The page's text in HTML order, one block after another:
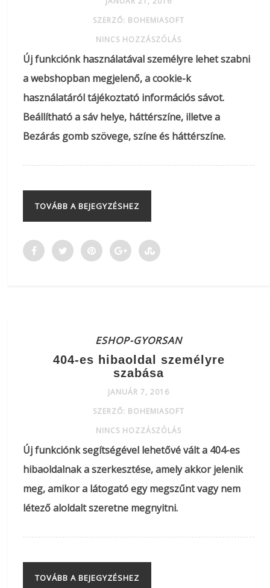
SZERZŐ: BOHEMIASOFT
NINCS HOZZÁSZÓLÁS
Új funkciónk használatával személyre lehet szabni
a webshopban megjelenő, a cookie-k
használatáról tájékoztató információs sávot.
Beállítható a sáv helye, háttérszíne, illetve a
Bezárás gomb szövege, színe és háttérszíne.
TOVÁBB A BEJEGYZÉSHEZ
ESHOP-GYORSAN
404-es hibaoldal személyre
szabása
JANUÁR 7, 2016
SZERZŐ: BOHEMIASOFT
NINCS HOZZÁSZÓLÁS
Új funkciónk segítségével lehetővé vált a 404-es
hibaoldalnak a szerkesztése, amely akkor jelenik
meg, amikor a látogató egy megszűnt vagy nem
létező aloldalt szeretne megnyitni.
TOVÁBB A BEJEGYZÉSHEZ